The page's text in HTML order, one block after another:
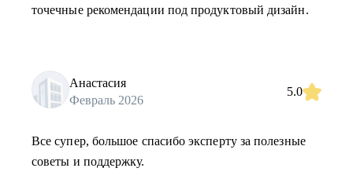
точечные рекомендации под продуктовый дизайн.
Анастасия
Февраль 2026
5.0
Все супер, большое спасибо эксперту за полезные
советы и поддержку.